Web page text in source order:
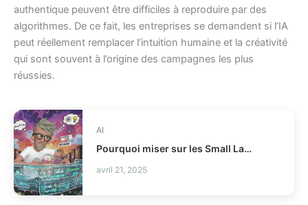
authentique peuvent être difficiles à reproduire par des
algorithmes. De ce fait, les entreprises se demandent si l’IA
peut réellement remplacer l’intuition humaine et la créativité
qui sont souvent à l’origine des campagnes les plus
réussies.
AI
Pourquoi miser sur les Small Language Models ?
avril 21, 2025